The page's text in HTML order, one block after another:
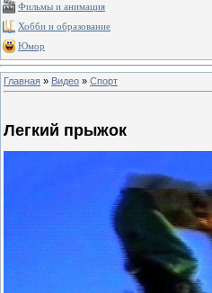
Фильмы и анимация
Хобби и образование
Юмор
Главная » Видео » Спорт
Легкий прыжок